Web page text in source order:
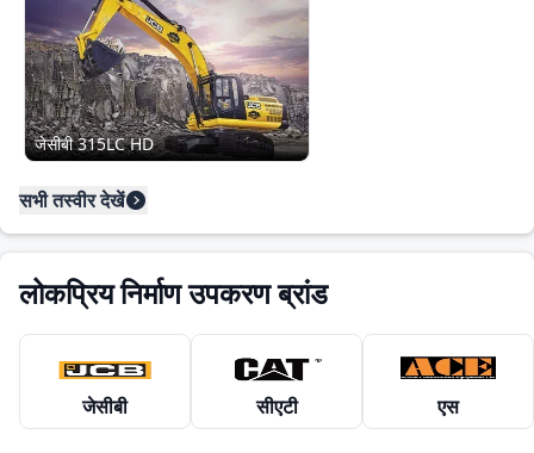
जेसीबी 315LC HD
सभी तस्वीर देखें
लोकप्रिय निर्माण उपकरण ब्रांड
जेसीबी सीएटी एस